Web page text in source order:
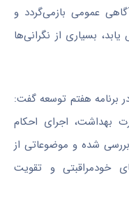
عمومی بازمی‌گردد و
بسیاری از نگرانی‌ها
برنامه هفتم توسعه گفت:
اجرای احکام
شده و موضوعاتی از
خودمراقبتی و تقویت